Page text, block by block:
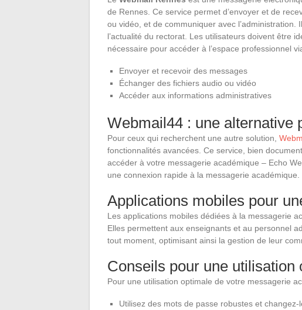
de Rennes. Ce service permet d’envoyer et de
ou vidéo, et de communiquer avec
l’actualité du rectorat. Les utilisateurs doivent être
nécessaire pour accéder à l’espace professionnel
Envoyer et recevoir des messages
Échanger des fichiers audio ou vidéo
Accéder aux informations administratives
Webmail44 : une alternative
Pour ceux qui recherchent une autre solution,
fonctionnalités avancées. Ce service, bien
accéder à votre messagerie académique – Echo
une connexion rapide à la messagerie académique.
Applications mobiles pour
Les applications mobiles dédiées à la messagerie
Elles permettent aux enseignants et au personnel
tout moment, optimisant ainsi la gestion de leur
Conseils pour une utilisation
Pour une utilisation optimale de votre messagerie
Utilisez des mots de passe robustes et